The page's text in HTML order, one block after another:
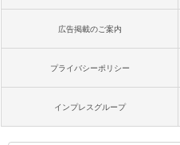
広告掲載のご案内
プライバシーポリシー
インプレスグループ